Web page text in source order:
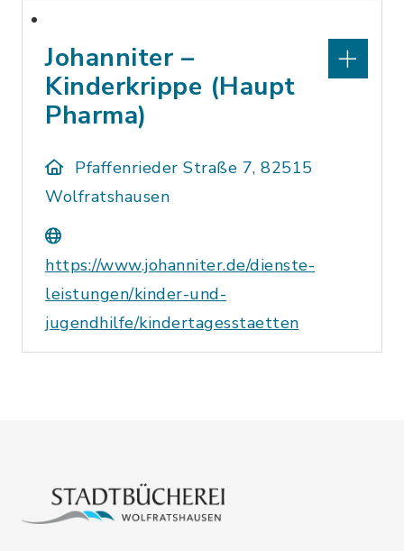
Johanniter –
Kinderkrippe (Haupt
Pharma)
Pfaffenrieder Straße 7, 82515
Wolfratshausen
https://www.johanniter.de/dienste-
leistungen/kinder-und-
jugendhilfe/kindertagesstaetten